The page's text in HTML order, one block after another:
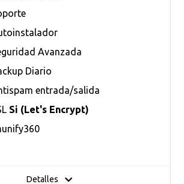
Avanzada
Diario
entrada/salida
Si (Let's Encrypt)
Detalles